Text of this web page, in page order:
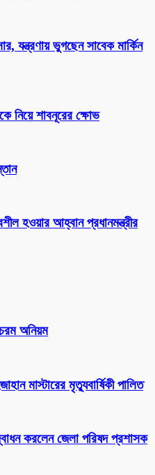
যন্ত্রণায় ভুগছেন সাবেক মার্কিন
নিয়ে শাবনূরের ক্ষোভ
হওয়ার আহ্বান প্রধানমন্ত্রীর
অনিয়ম
মাস্টারের মৃত্যুবার্ষিকী পালিত
করলেন জেলা পরিষদ প্রশাসক